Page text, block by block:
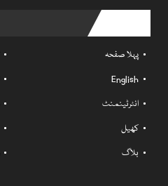
پہلا صفحہ
English
انٹرٹینمنٹ
کھیل
بلاگ